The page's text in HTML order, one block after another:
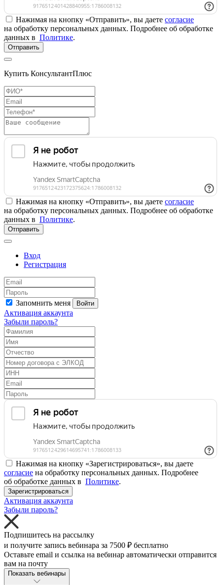
Нажимая на кнопку «Отправить», вы даете согласие
на обработку персональных данных. Подробнее об обработке
данных в Политике.
Отправить
Купить КонсультантПлюс
Нажимая на кнопку «Отправить», вы даете согласие
на обработку персональных данных. Подробнее об обработке
данных в Политике.
Отправить
Вход
Регистрация
Запомнить меня Войти
Активация аккаунта
Забыли пароль?
Нажимая на кнопку «Зарегистрироваться», вы даете
согласие на обработку персональных данных. Подробнее
об обработке данных в Политике.
Зарегистрироваться
Активация аккаунта
Забыли пароль?
Подпишитесь на рассылку
и получите запись вебинара за 7500 ₽ бесплатно
Оставьте email и ссылка на вебинар автоматически отправится
вам на почту
Показать вебинары